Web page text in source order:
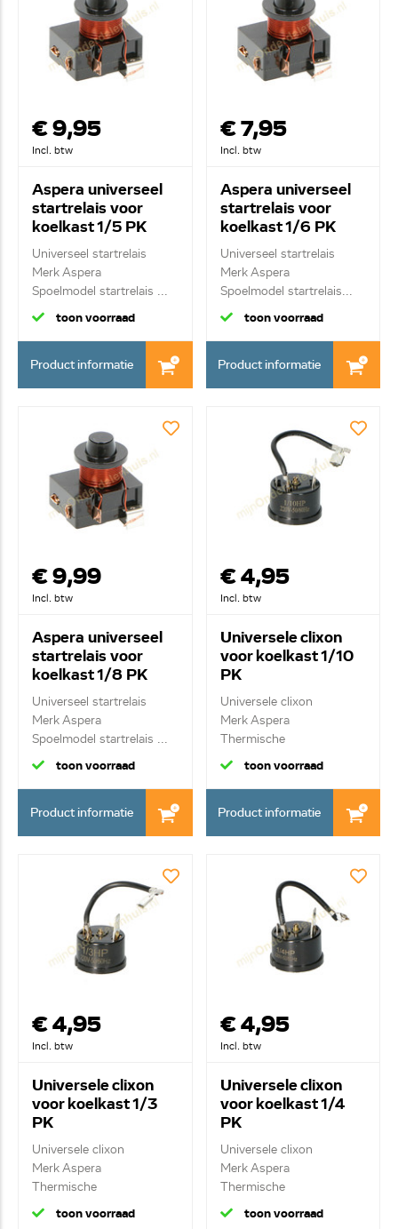
€ 9,95
Incl. btw
Aspera universeel
startrelais voor
koelkast 1/5 PK
Universeel startrelais
Merk Aspera
Spoelmodel startrelais ...
toon voorraad
Product informatie
€ 7,95
Incl. btw
Aspera universeel
startrelais voor
koelkast 1/6 PK
Universeel startrelais
Merk Aspera
Spoelmodel startrelais...
toon voorraad
Product informatie
€ 9,99
Incl. btw
Aspera universeel
startrelais voor
koelkast 1/8 PK
Universeel startrelais
Merk Aspera
Spoelmodel startrelais ...
toon voorraad
Product informatie
€ 4,95
Incl. btw
Universele clixon
voor koelkast 1/10
PK
Universele clixon
Merk Aspera
Thermische
compressorbevei...
toon voorraad
Product informatie
€ 4,95
Incl. btw
Universele clixon
voor koelkast 1/3
PK
Universele clixon
Merk Aspera
Thermische
compressorbevei...
toon voorraad
€ 4,95
Incl. btw
Universele clixon
voor koelkast 1/4
PK
Universele clixon
Merk Aspera
Thermische
compressorbevei...
toon voorraad